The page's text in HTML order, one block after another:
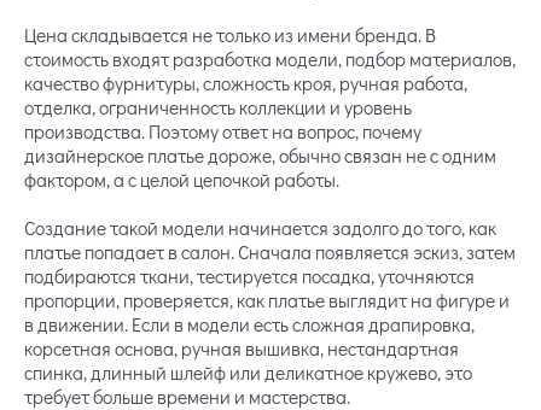
Цена складывается не только из имени бренда. В
стоимость входят разработка модели, подбор материалов,
качество фурнитуры, сложность кроя, ручная работа,
отделка, ограниченность коллекции и уровень
производства. Поэтому ответ на вопрос, почему
дизайнерское платье дороже, обычно связан не с одним
фактором, а с целой цепочкой работы.
Создание такой модели начинается задолго до того, как
платье попадает в салон. Сначала появляется эскиз, затем
подбираются ткани, тестируется посадка, уточняются
пропорции, проверяется, как платье выглядит на фигуре и
в движении. Если в модели есть сложная драпировка,
корсетная основа, ручная вышивка, нестандартная
спинка, длинный шлейф или деликатное кружево, это
требует больше времени и мастерства.